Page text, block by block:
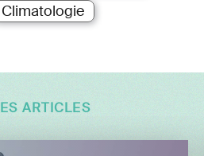
Climatologie
ARTICLES